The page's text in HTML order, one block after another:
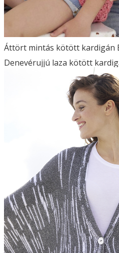
Áttört mintás kötött kardigán
Denevérujjú laza kötött